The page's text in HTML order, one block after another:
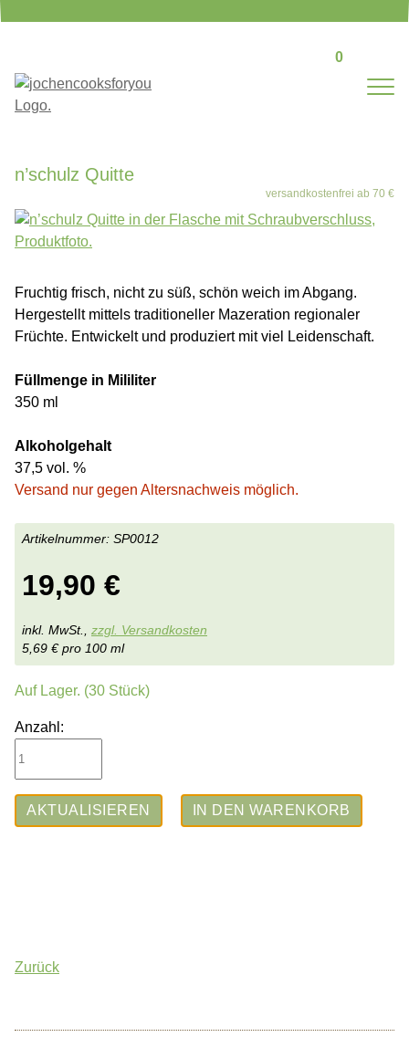
0
n’schulz Quitte
Fruchtig frisch, nicht zu süß, schön weich im Abgang.
Hergestellt mittels traditioneller Mazeration regionaler
Früchte. Entwickelt und produziert mit viel Leidenschaft.
Füllmenge in Mililiter
350 ml
Alkoholgehalt
37,5 vol. %
Versand nur gegen Altersnachweis möglich.
SP0012
19,90 €
inkl. MwSt., zzgl. Versandkosten
5,69 €pro 100 ml
Auf Lager. (30 Stück)
Anzahl:
Zurück